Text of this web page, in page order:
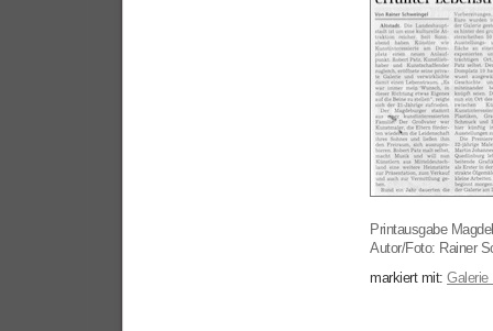
Printausgabe
Autor/Foto: Rainer
markiert mit: Galerie